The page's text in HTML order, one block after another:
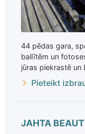
44 pēdas gara,
ballītēm un
jūras piekrastē un
Pieteikt
JAHTA